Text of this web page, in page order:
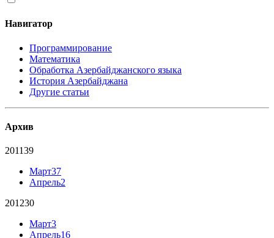
Навигатор
Программирование
Математика
Обработка Азербайджанского языка
История Азербайджана
Другие статьи
Архив
201139
Март37
Апрель2
201230
Март3
Апрель16